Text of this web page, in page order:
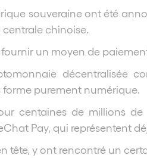
souveraine ont été
centrale chinoise.
un moyen de
décentralisée
purement numérique.
centaines de millions
Pay, qui représentent
tête, y ont rencontré un